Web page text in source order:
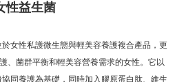
性益生菌
於女性私護微生態與輕美容養護複合產品，更
、菌群平衡和輕美容營養需求的女性。它以
同養護為基礎，同時加入膠原蛋白肽、維生